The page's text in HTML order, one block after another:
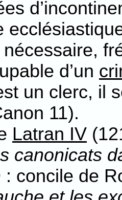
d’un
un clerc, il
11).
Latran IV
canonicats
: concile de